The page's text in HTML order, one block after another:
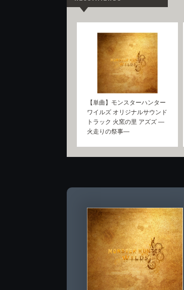
【単曲】モンスターハンター
ワイルズ オリジナルサウンド
トラック 火窯の里 アズズ ―
火走りの祭事―